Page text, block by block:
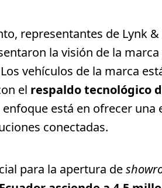
representantes de Lynk
la visión de la
vehículos de la marca
el respaldo tecnológico
enfoque está en ofrecer
conectadas.
para la apertura de